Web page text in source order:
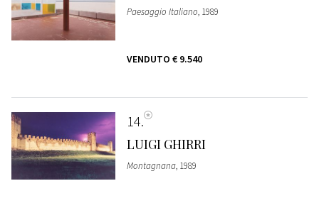
Paesaggio Italiano, 1989
VENDUTO € 9.540
14
LUIGI GHIRRI
Montagnana, 1989